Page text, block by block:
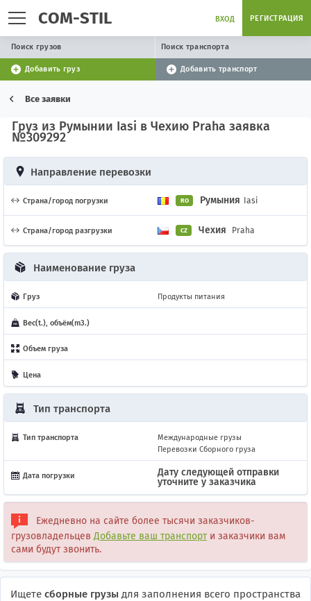
COM-STIL ВХОД РЕГИСТРАЦИЯ
Поиск грузов Поиск транспорта
Добавить груз Добавить транспорт
Все заявки
Груз из Румынии Iasi в Чехию Praha заявка
№309292
Направление перевозки
Страна/город погрузки RO Румыния Iasi
Страна/город разгрузки CZ Чехия Praha
Наименование груза
Груз Продукты питания
Вес(t.), объём(m3.)
Объем груза
Цена
Тип транспорта
Тип транспорта
Международные грузы
Перевозки Сборного груза
Дата погрузки
Дату следующей отправки
уточните у заказчика
Ежедневно на сайте более тысячи заказчиков-
грузовладельцевДобавьте ваш транспорти заказчики вам
сами будут звонить.
Ищете сборные грузы для заполнения всего пространства